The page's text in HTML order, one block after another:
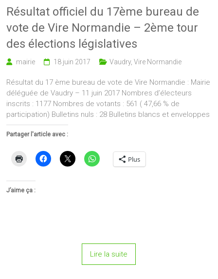
Résultat officiel du 17ème bureau de
vote de Vire Normandie – 2ème tour
des élections législatives
mairie 18 juin 2017 Vaudry,Vire Normandie
Résultat du 17 ème bureau de vote de Vire Normandie : Mairie
déléguée de Vaudry – 11 juin 2017 Nombres d’électeurs
inscrits : 1177 Nombres de votants : 561 ( 47,66 % de
participation) Bulletins nuls : 28 Bulletins blancs et enveloppes
Partager l'article avec :
Plus
J’aime ça :
Lire la suite